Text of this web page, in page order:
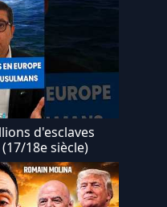
d'esclaves
18e siècle)